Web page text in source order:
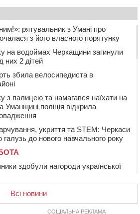
рятувальник з Умані про
з його власного порятунку
на водоймах Черкащини загинули
них 2 дітей
збила велосипедиста в
з палицею та намагався наїхати на
Уманщині поліція відкрила
укриття та STEM: Черкаси
галузь до нового навчального року
здобули нагороди української
відділу освіти
завдані бюджету збитки
Всі новини
СОЦІАЛЬНА РЕКЛАМА